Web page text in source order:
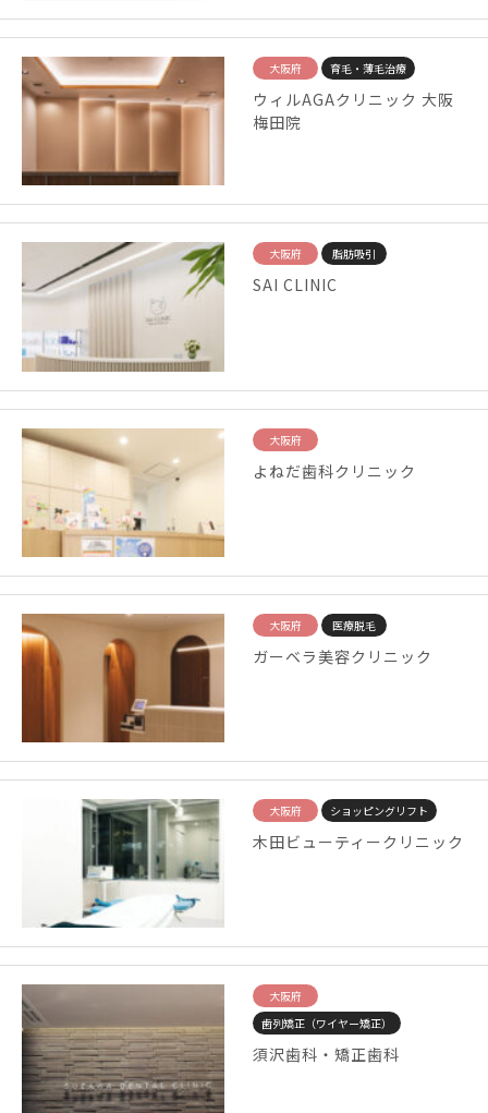
大阪府 育毛・薄毛治療
ウィルAGAクリニック 大阪
梅田院
大阪府 脂肪吸引
SAI CLINIC
大阪府
よねだ歯科クリニック
大阪府 医療脱毛
ガーベラ美容クリニック
大阪府 ショッピングリフト
木田ビューティークリニック
大阪府
歯列矯正（ワイヤー矯正）
須沢歯科・矯正歯科